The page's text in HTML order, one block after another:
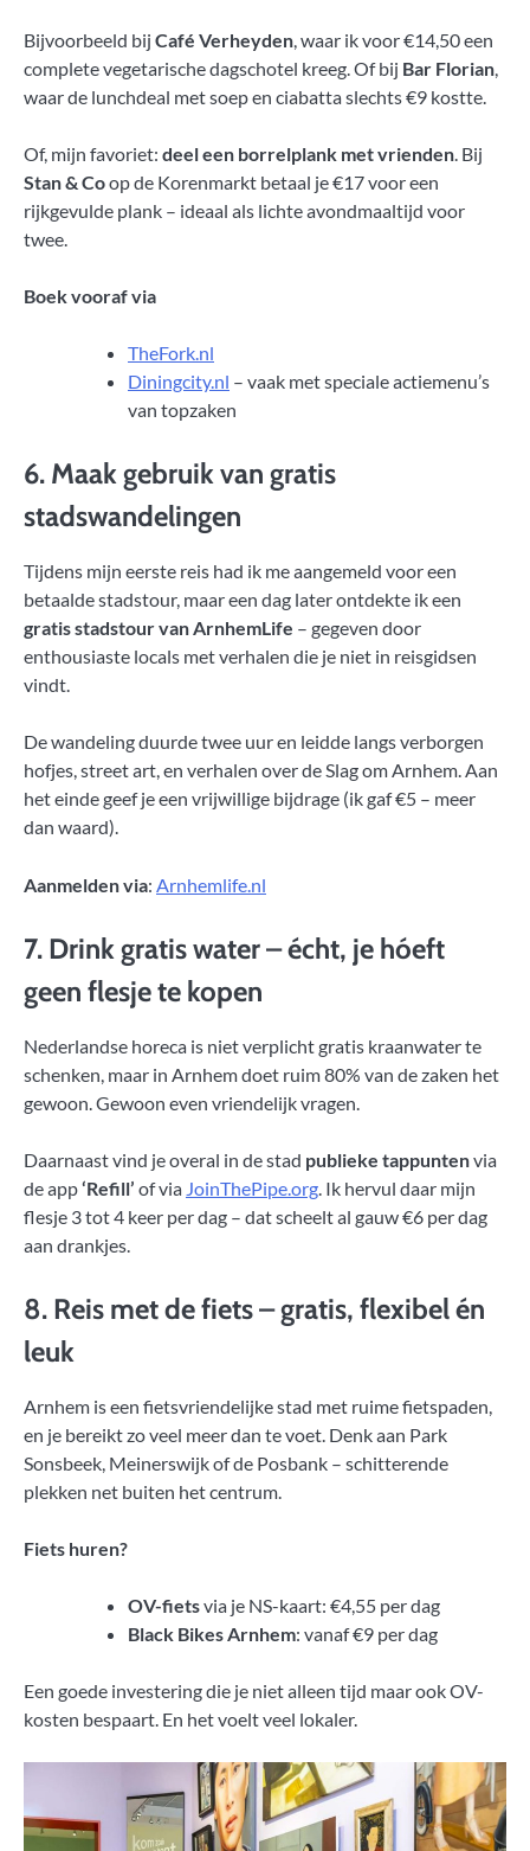
Bijvoorbeeld bij Café Verheyden, waar ik voor €14,50 een
complete vegetarische dagschotel kreeg. Of bij Bar Florian,
waar de lunchdeal met soep en ciabatta slechts €9 kostte.
Of, mijn favoriet: deel een borrelplank met vrienden. Bij
Stan & Coop de Korenmarkt betaal je €17 voor een
rijkgevulde plank – ideaal als lichte avondmaaltijd voor
twee.
Boek vooraf via
TheFork.nl
Diningcity.nl – vaak met speciale actiemenu’s
van topzaken
6. Maak gebruik van gratis
stadswandelingen
Tijdens mijn eerste reis had ik me aangemeld voor een
betaalde stadstour, maar een dag later ontdekte ik een
gratis stadstour van ArnhemLife – gegeven door
enthousiaste locals met verhalen die je niet in reisgidsen
vindt.
De wandeling duurde twee uur en leidde langs verborgen
hofjes, street art, en verhalen over de Slag om Arnhem. Aan
het einde geef je een vrijwillige bijdrage (ik gaf €5 – meer
dan waard).
Aanmelden via: Arnhemlife.nl
7. Drink gratis water – écht, je hóeft
geen flesje te kopen
Nederlandse horeca is niet verplicht gratis kraanwater te
schenken, maar in Arnhem doet ruim 80% van de zaken het
gewoon. Gewoon even vriendelijk vragen.
Daarnaast vind je overal in de stad publieke tappuntenvia
de app‘Refill’ of via JoinThePipe.org. Ik hervul daar mijn
flesje 3 tot 4 keer per dag – dat scheelt al gauw €6 per dag
aan drankjes.
8. Reis met de fiets – gratis, flexibel én
leuk
Arnhem is een fietsvriendelijke stad met ruime fietspaden,
en je bereikt zo veel meer dan te voet. Denk aan Park
Sonsbeek, Meinerswijk of de Posbank – schitterende
plekken net buiten het centrum.
Fiets huren?
OV-fietsvia je NS-kaart: €4,55 per dag
Black Bikes Arnhem: vanaf €9 per dag
Een goede investering die je niet alleen tijd maar ook OV-
kosten bespaart. En het voelt veel lokaler.